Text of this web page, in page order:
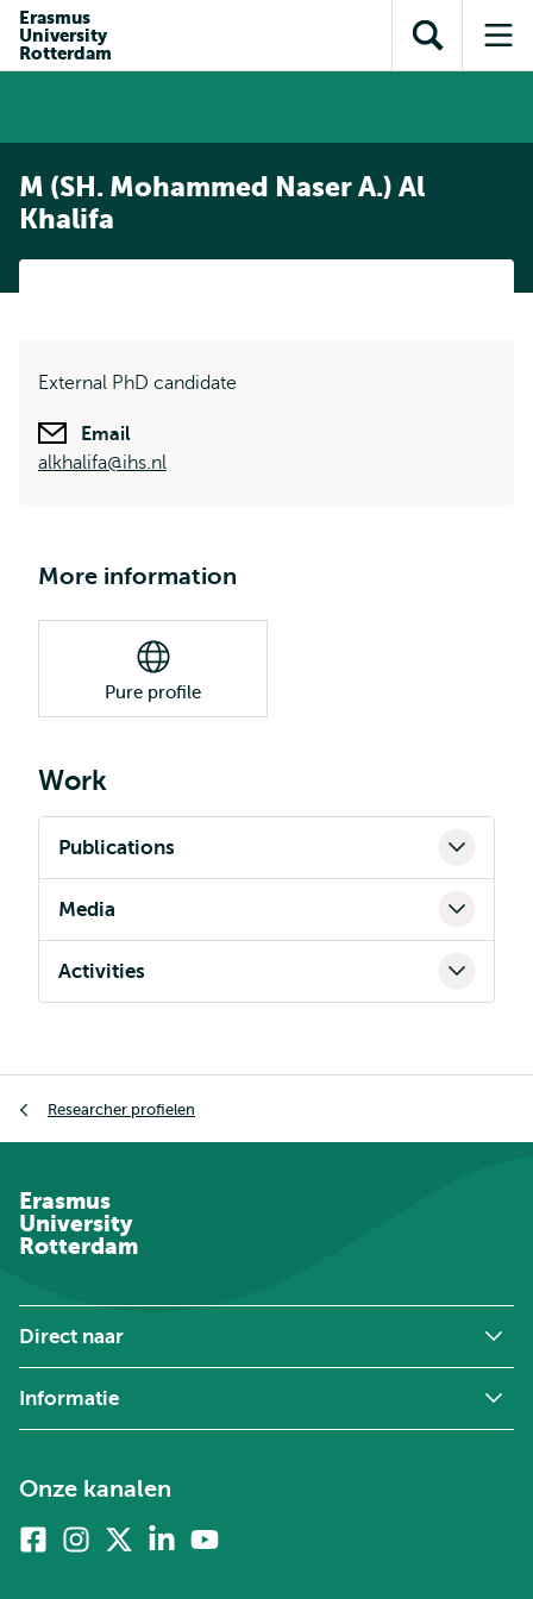
inhoud
Direct naar
subnavigatie
Erasmus
University
Rotterdam
Toon
zoekveld
M (SH. Mohammed Naser A.) Al
Khalifa
External PhD candidate
Email
alkhalifa@ihs.nl
More information
Pure profile
Work
Publications
Media
Activities
Researcher profielen
Erasmus
University
Rotterdam
Direct naar
Informatie
Onze kanalen
FacebookInstagram Linkedin